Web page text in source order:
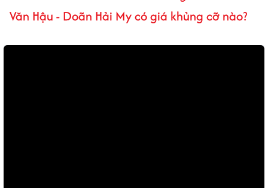
Văn Hậu - Doãn Hải My có giá khủng cỡ nào?